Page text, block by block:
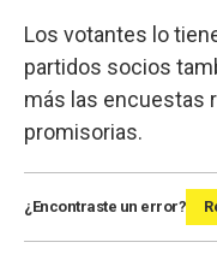
Los votantes lo
partidos socios
más las encuestas
promisorias.
¿Encontraste un error?